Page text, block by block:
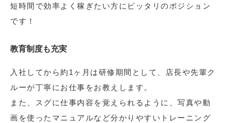
短時間で効率よく稼ぎたい方にピッタリのポジション
です！
教育制度も充実
入社してから約1ヶ月は研修期間として、店長や先輩ク
ルーが丁寧にお仕事をお教えします。
また、スグに仕事内容を覚えられるように、写真や動
画を使ったマニュアルなど分かりやすいトレーニング